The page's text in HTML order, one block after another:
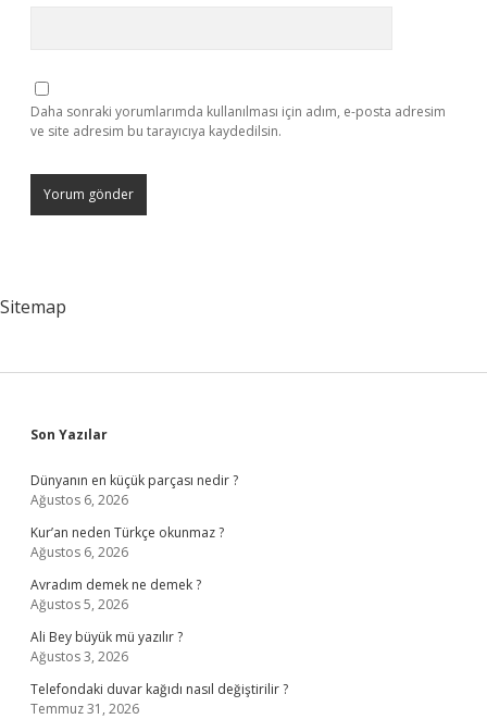
Daha sonraki yorumlarımda kullanılması için adım, e-posta adresim
ve site adresim bu tarayıcıya kaydedilsin.
Sitemap
Sidebar
Son Yazılar
Dünyanın en küçük parçası nedir ?
Ağustos 6, 2026
Kur’an neden Türkçe okunmaz ?
Ağustos 6, 2026
Avradım demek ne demek ?
Ağustos 5, 2026
Ali Bey büyük mü yazılır ?
Ağustos 3, 2026
Telefondaki duvar kağıdı nasıl değiştirilir ?
Temmuz 31, 2026